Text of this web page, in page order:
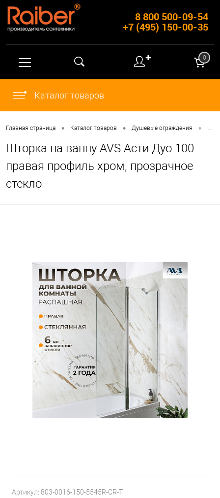
8 800 500-09-54
+7 (495) 150-00-35
✚ 0
Каталог товаров
Главная страница • Каталог товаров • Душевые ограждения •
Шторка на ванну AVS Асти Дуо 100
правая профиль хром, прозрачное
стекло
Артикул: 803-0016-150-5545R-CR-T